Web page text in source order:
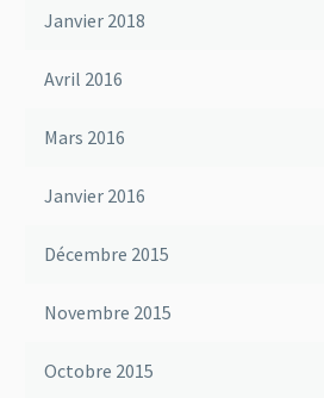
Janvier 2018
Avril 2016
Mars 2016
Janvier 2016
Décembre 2015
Novembre 2015
Octobre 2015